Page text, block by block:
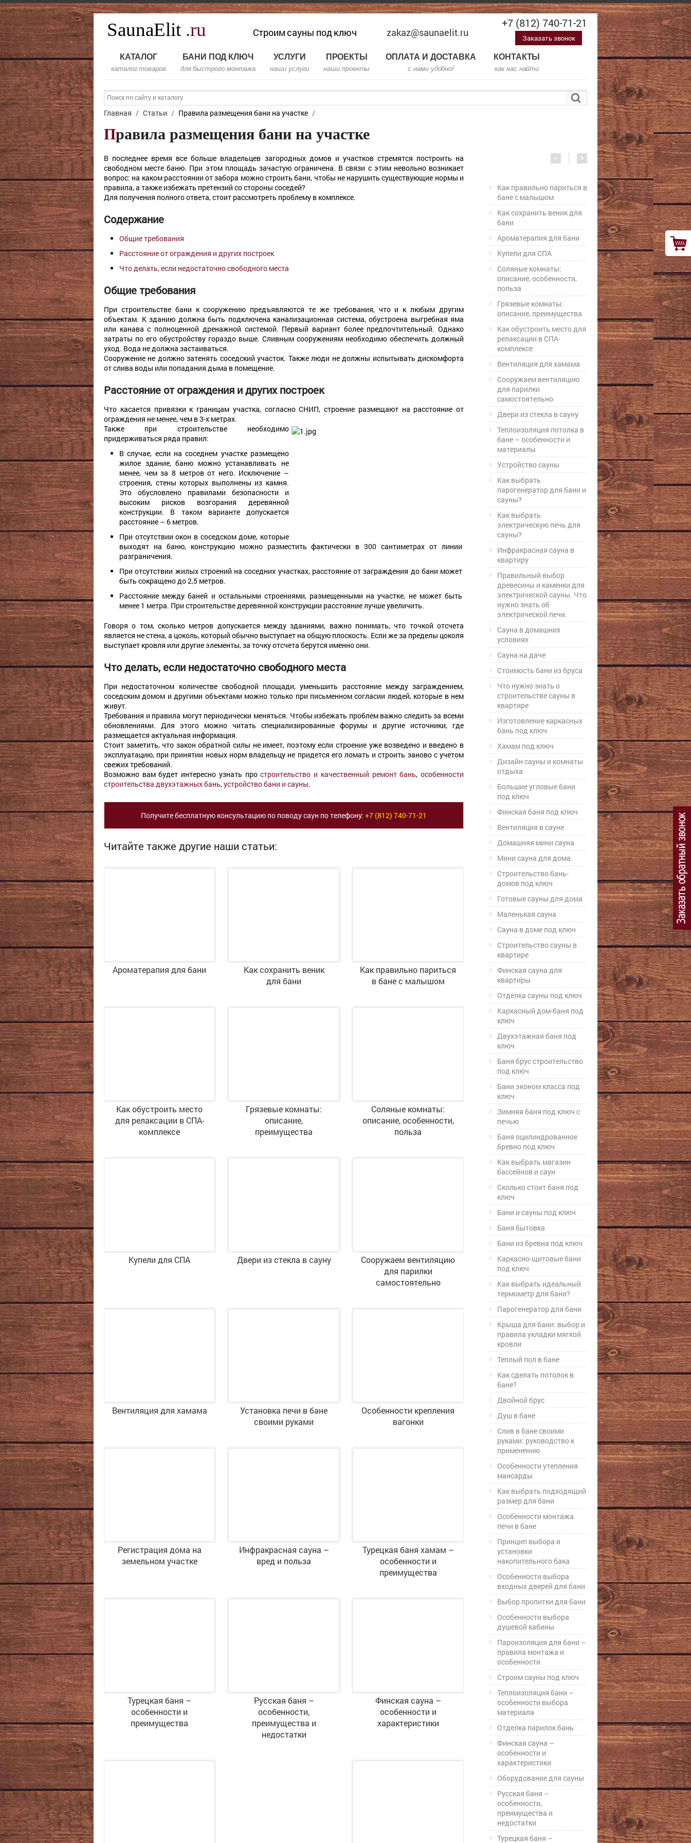
SaunaElit .ru Строим сауны под ключ zakaz@saunaelit.ru
+7 (812) 740-71-21
Заказать звонок
КАТАЛОГ
каталог товаров
БАНИ ПОД КЛЮЧ
для быстрого монтажа
УСЛУГИ
наши услуги
ПРОЕКТЫ
наши проекты
ОПЛАТА И ДОСТАВКА
с нами удобно!
КОНТАКТЫ
как нас найти
Главная / Статьи / Правила размещения бани на участке /
Правила размещения бани на участке
В последнее время все больше владельцев загородных домов и участков стремятся построить на
свободном месте баню. При этом площадь зачастую ограничена. В связи с этим невольно возникает
вопрос: на каком расстоянии от забора можно строить бани, чтобы не нарушить существующие нормы и
правила, а также избежать претензий со стороны соседей?
Для получения полного ответа, стоит рассмотреть проблему в комплексе.
Содержание
Общие требования
Расстояние от ограждения и других построек
Что делать, если недостаточно свободного места
Общие требования
При строительстве бани к сооружению предъявляются те же требования, что и к любым другим
объектам. К зданию должна быть подключена канализационная система, обустроена выгребная яма
или канава с полноценной дренажной системой. Первый вариант более предпочтительный. Однако
затраты по его обустройству гораздо выше. Сливным сооружениям необходимо обеспечить должный
уход. Вода не должна застаиваться.
Сооружение не должно затенять соседский участок. Также люди не должны испытывать дискомфорта
от слива воды или попадания дыма в помещение.
Расстояние от ограждения и других построек
Что касается привязки к границам участка, согласно СНИП, строение размещают на расстояние от
ограждения не менее, чем в 3-х метрах.
Также при строительстве необходимо
придерживаться ряда правил:
В случае, если на соседнем участке размещено
жилое здание, баню можно устанавливать не
менее, чем за 8 метров от него. Исключение –
строения, стены которых выполнены из камня.
Это обусловлено правилами безопасности и
высоким рисков возгорания деревянной
конструкции. В таком варианте допускается
расстояние – 6 метров.
При отсутствии окон в соседском доме, которые
выходят на баню, конструкцию можно разместить фактически в 300 сантиметрах от линии
разграничения.
При отсутствии жилых строений на соседних участках, расстояние от заграждения до бани может
быть сокращено до 2,5 метров.
Расстояние между баней и остальными строениями, размещенными на участке, не может быть
менее 1 метра. При строительстве деревянной конструкции расстояние лучше увеличить.
Говоря о том, сколько метров допускается между зданиями, важно понимать, что точкой отсчета
является не стена, а цоколь, который обычно выступает на общую плоскость. Если же за пределы цоколя
выступает кровля или другие элементы, за точку отсчета берутся именно они.
Что делать, если недостаточно свободного места
При недостаточном количестве свободной площади, уменьшить расстояние между заграждением,
соседским домом и другими объектами можно только при письменном согласии людей, которые в нем
живут.
Требования и правила могут периодически меняться. Чтобы избежать проблем важно следить за всеми
обновлениями. Для этого можно читать специализированные форумы и другие источники, где
размещается актуальная информация.
Стоит заметить, что закон обратной силы не имеет, поэтому если строение уже возведено и введено в
эксплуатацию, при принятии новых норм владельцу не придется его ломать и строить заново с учетом
свежих требований.
Возможно вам будет интересно узнать простроительство и качественный ремонт бань,особенности
строительства двухэтажных бань,устройство бани и сауны.
Получите бесплатную консультацию по поводу саун по телефону: +7 (812) 740-71-21
Читайте также другие наши статьи:
Ароматерапия для бани
Как сохранить веник
для бани
Как правильно париться
в бане с малышом
Как обустроить место
для релаксации в СПА-
комплексе
Грязевые комнаты:
описание,
преимущества
Соляные комнаты:
описание, особенности,
польза
Купели для СПА Двери из стекла в сауну
Сооружаем вентиляцию
для парилки
самостоятельно
Вентиляция для хамама
Установка печи в бане
своими руками
Особенности крепления
вагонки
Регистрация дома на
земельном участке
Инфракрасная сауна –
вред и польза
Турецкая баня хамам –
особенности и
преимущества
Турецкая баня –
особенности и
преимущества
Русская баня –
особенности,
преимущества и
недостатки
Финская сауна –
особенности и
характеристики
Как правильно париться в
бане с малышом
Как сохранить веник для
бани
Ароматерапия для бани
Купели для СПА
Соляные комнаты:
описание, особенности,
польза
Грязевые комнаты:
описание, преимущества
Как обустроить место для
релаксации в СПА-
комплексе
Вентиляция для хамама
Сооружаем вентиляцию
для парилки
самостоятельно
Двери из стекла в сауну
Теплоизоляция потолка в
бане – особенности и
материалы
Устройство сауны
Как выбрать
парогенератор для бани и
сауны?
Как выбрать
электрическую печь для
сауны?
Инфракрасная сауна в
квартиру
Правильный выбор
древесины и каменки для
электрической сауны. Что
нужно знать об
электрической печи.
Сауна в домашних
условиях
Сауна на даче
Стоимость бани из бруса
Что нужно знать о
строительстве сауны в
квартире
Изготовление каркасных
бань под ключ
Хамам под ключ
Дизайн сауны и комнаты
отдыха
Большие угловые бани
под ключ
Финская баня под ключ
Вентиляция в сауне
Домашняя мини сауна
Мини сауна для дома
Cтроительство бань-
домов под ключ
Готовые сауны для дома
Маленькая сауна
Cауна в доме под ключ
Строительство сауны в
квартире
Финская сауна для
квартиры
Отделка сауны под ключ
Каркасный дом-баня под
ключ
Двухэтажная баня под
ключ
Баня брус строительство
под ключ
Бани эконом класса под
ключ
Зимняя баня под ключ с
печью
Баня оцилиндрованное
бревно под ключ
Как выбрать магазин
бассейнов и саун
Cколько стоит баня под
ключ
Бани и сауны под ключ
Баня бытовка
Бани из бревна под ключ
Каркасно-щитовые бани
под ключ
Как выбрать идеальный
термометр для бани?
Парогенератор для бани
Крыша для бани: выбор и
правила укладки мягкой
кровли
Теплый пол в бане
Как сделать потолок в
бане?
Двойной брус
Душ в бане
Слив в бане своими
руками: руководство к
применению
Особенности утепления
мансарды
Как выбрать подходящий
размер для бани
Особенности монтажа
печи в бане
Принцип выбора и
установки
накопительного бака
Особенности выбора
входных дверей для бани
Выбор пропитки для бани
Особенности выбора
душевой кабины
Пароизоляция для бани –
правила монтажа и
особенности
Строим сауны под ключ
Теплоизоляция бани –
особенности выбора
материала
Отделка парилок бань
Финская сауна –
особенности и
характеристики
Оборудование для сауны
Русская баня –
особенности,
преимущества и
недостатки
Турецкая баня –